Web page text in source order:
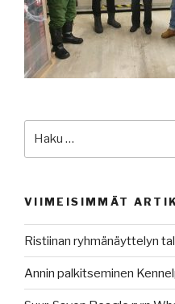
VIIMEISIMMÄT
Ristiinan ryhmänäyttelyn
Annin palkitseminen